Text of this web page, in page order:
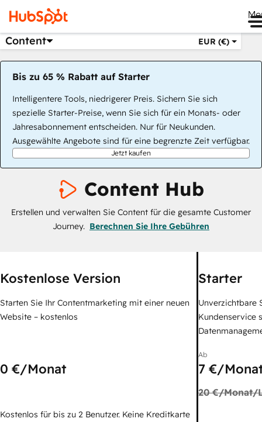
Content EUR (€)
Bis zu 65 % Rabatt auf Starter
Intelligentere Tools, niedrigerer Preis. Sichern Sie sich
spezielle Starter-Preise, wenn Sie sich für ein Monats- oder
Jahresabonnement entscheiden. Nur für Neukunden.
Ausgewählte Angebote sind für eine begrenzte Zeit verfügbar.
Jetzt kaufen
Content Hub
Erstellen und verwalten Sie Content für die gesamte Customer
Journey. Berechnen Sie Ihre Gebühren
Kostenlose Version
Starten Sie Ihr Contentmarketing mit einer neuen
Website – kostenlos
0 €/Monat
Kostenlos für bis zu 2 Benutzer. Keine Kreditkarte
Starter
Unverzichtbare
Kundenservice
Ab
7 €/
20 €/Monat/